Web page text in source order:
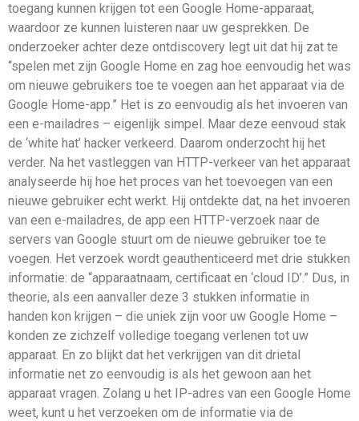
toegang kunnen krijgen tot een Google Home-apparaat,
waardoor ze kunnen luisteren naar uw gesprekken. De
onderzoeker achter deze ontdiscovery legt uit dat hij zat te
“spelen met zijn Google Home en zag hoe eenvoudig het was
om nieuwe gebruikers toe te voegen aan het apparaat via de
Google Home-app.” Het is zo eenvoudig als het invoeren van
een e-mailadres – eigenlijk simpel. Maar deze eenvoud stak
de ‘white hat’ hacker verkeerd. Daarom onderzocht hij het
verder. Na het vastleggen van HTTP-verkeer van het apparaat
analyseerde hij hoe het proces van het toevoegen van een
nieuwe gebruiker echt werkt. Hij ontdekte dat, na het invoeren
van een e-mailadres, de app een HTTP-verzoek naar de
servers van Google stuurt om de nieuwe gebruiker toe te
voegen. Het verzoek wordt geauthenticeerd met drie stukken
informatie: de “apparaatnaam, certificaat en ‘cloud ID’.” Dus, in
theorie, als een aanvaller deze 3 stukken informatie in
handen kon krijgen – die uniek zijn voor uw Google Home –
konden ze zichzelf volledige toegang verlenen tot uw
apparaat. En zo blijkt dat het verkrijgen van dit drietal
informatie net zo eenvoudig is als het gewoon aan het
apparaat vragen. Zolang u het IP-adres van een Google Home
weet, kunt u het verzoeken om de informatie via de